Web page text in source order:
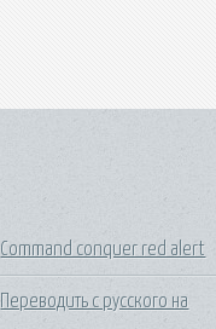
Command conquer red alert
Переводить с русского на